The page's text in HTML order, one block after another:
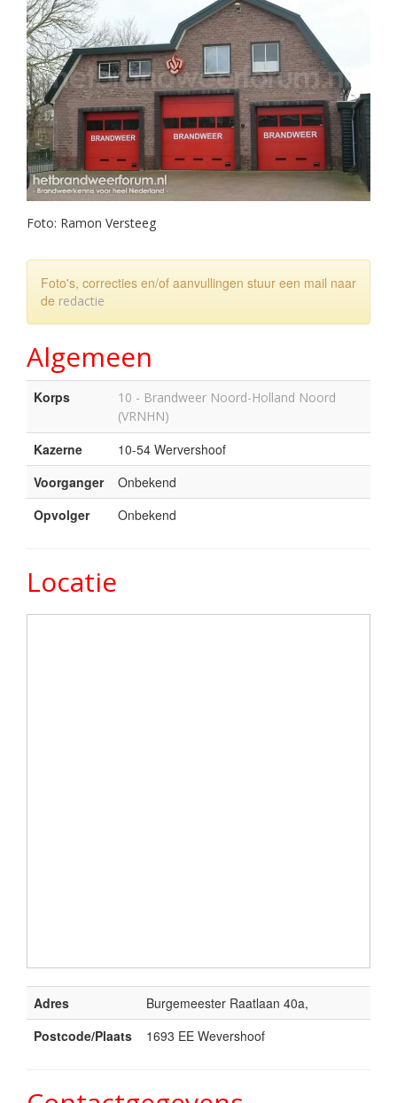
Foto: Ramon Versteeg
Foto's, correcties en/of aanvullingen stuur een mail naar
de redactie
Algemeen
Korps
10 - Brandweer Noord-Holland Noord
(VRNHN)
Kazerne
10-54 Wervershoof
Voorganger
Onbekend
Opvolger
Onbekend
Locatie
Adres
Burgemeester Raatlaan 40a,
Postcode/Plaats
1693 EE Wevershoof